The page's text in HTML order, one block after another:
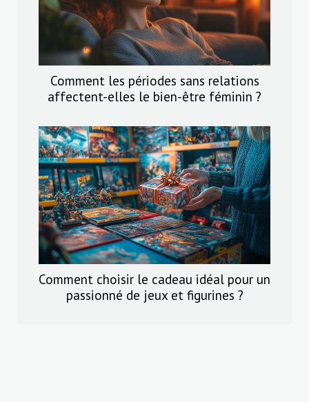
Comment les périodes sans relations
affectent-elles le bien-être féminin ?
Comment choisir le cadeau idéal pour un
passionné de jeux et figurines ?